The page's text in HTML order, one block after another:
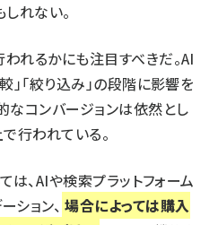
れない。
れるかにも注目すべきだ。AI
」「絞り込み」の段階に影響を
なコンバージョンは依然とし
行われている。
は、AIや検索プラットフォーム
ション、 場合によっては購入